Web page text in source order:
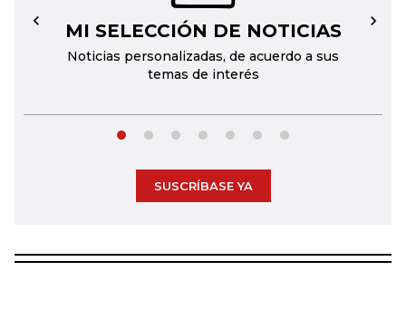
MI SELECCIÓN DE NOTICIAS
Noticias personalizadas, de acuerdo a sus
temas de interés
← →
SUSCRÍBASE YA